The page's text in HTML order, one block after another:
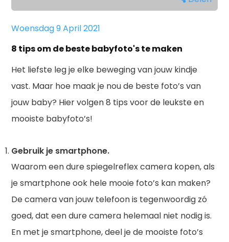
Woensdag 9 April 2021
8 tips om de beste babyfoto's te maken
Het liefste leg je elke beweging van jouw kindje
vast. Maar hoe maak je nou de beste foto’s van
jouw baby? Hier volgen 8 tips voor de leukste en
mooiste babyfoto’s!
Gebruik je smartphone.
Waarom een dure spiegelreflex camera kopen, als
je smartphone ook hele mooie foto’s kan maken?
De camera van jouw telefoon is tegenwoordig zó
goed, dat een dure camera helemaal niet nodig is.
En met je smartphone, deel je de mooiste foto’s